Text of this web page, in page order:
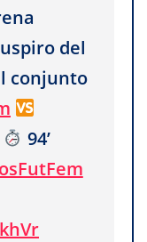
del
conjunto
94’